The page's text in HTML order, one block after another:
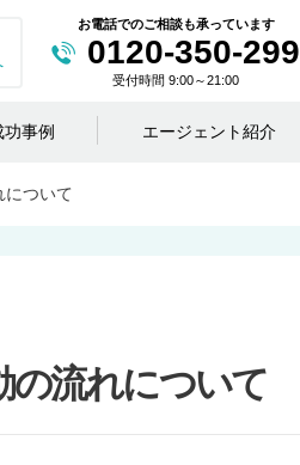
お電話でのご相談も承っています
0120-350-299
受付時間 9:00～21:00
事例 エージェント紹介
について
の流れについて